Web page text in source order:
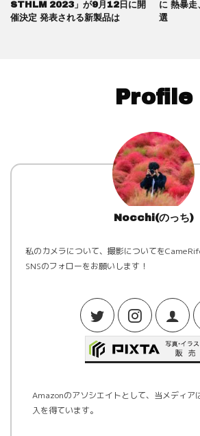
STHLM 2023」が9月12日に開
催決定 発表される新製品は
に 熱暴走
選
Profile
Nocchi(のっち)
私のカメラについて、撮影についてを
SNSのフォローをお願いします！
Amazonのアソシエイトとして、当メディア
入を得ています。